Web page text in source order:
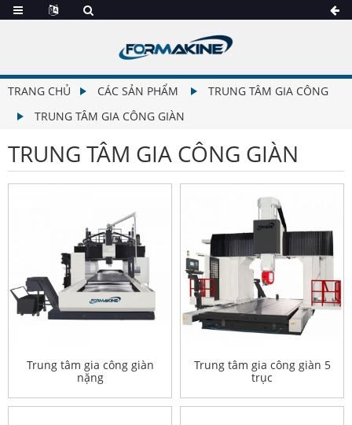
TRANG CHỦ CÁC SẢN PHẨM
TRUNG TÂM GIA CÔNG
TRUNG TÂM GIA CÔNG GIÀN
TRUNG TÂM GIA CÔNG GIÀN
Trung tâm gia công giàn
nặng
Trung tâm gia công giàn 5
trục